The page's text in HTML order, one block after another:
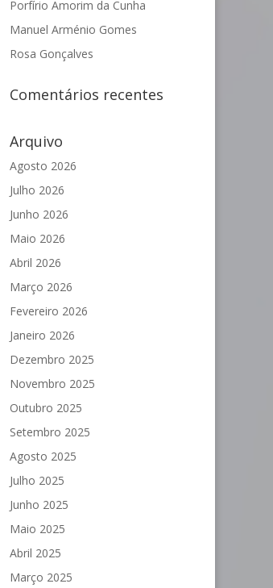
Porfírio Amorim da Cunha
Manuel Arménio Gomes
Rosa Gonçalves
Comentários recentes
Arquivo
Agosto 2026
Julho 2026
Junho 2026
Maio 2026
Abril 2026
Março 2026
Fevereiro 2026
Janeiro 2026
Dezembro 2025
Novembro 2025
Outubro 2025
Setembro 2025
Agosto 2025
Julho 2025
Junho 2025
Maio 2025
Abril 2025
Março 2025